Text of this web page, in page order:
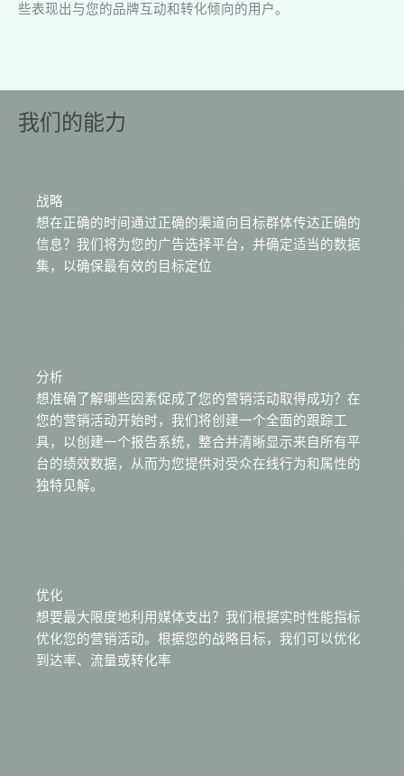
些表现出与您的品牌互动和转化倾向的用户。
我们的能力
战略
想在正确的时间通过正确的渠道向目标群体传达正确的
信息？我们将为您的广告选择平台，并确定适当的数据
集，以确保最有效的目标定位
分析
想准确了解哪些因素促成了您的营销活动取得成功？在
您的营销活动开始时，我们将创建一个全面的跟踪工
具，以创建一个报告系统，整合并清晰显示来自所有平
台的绩效数据，从而为您提供对受众在线行为和属性的
独特见解。
优化
想要最大限度地利用媒体支出？我们根据实时性能指标
优化您的营销活动。根据您的战略目标，我们可以优化
到达率、流量或转化率